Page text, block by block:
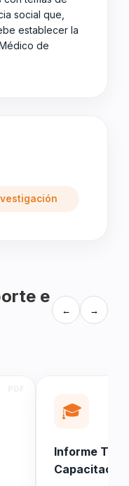
social que,
establecer la
de
e
← →
🎓
Informe